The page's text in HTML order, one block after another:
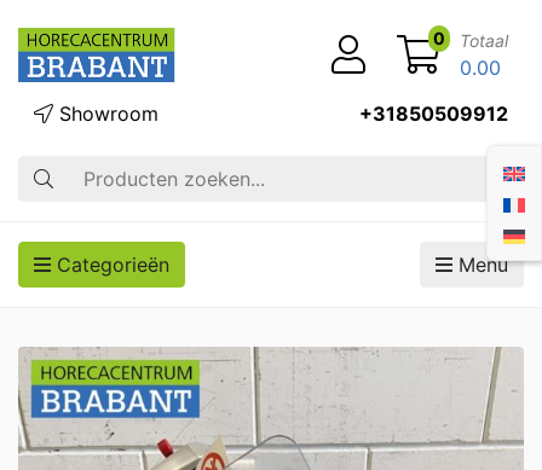
Zoek op
Showroom +31850509912
0 Totaal
0.00
Categorieën Menu